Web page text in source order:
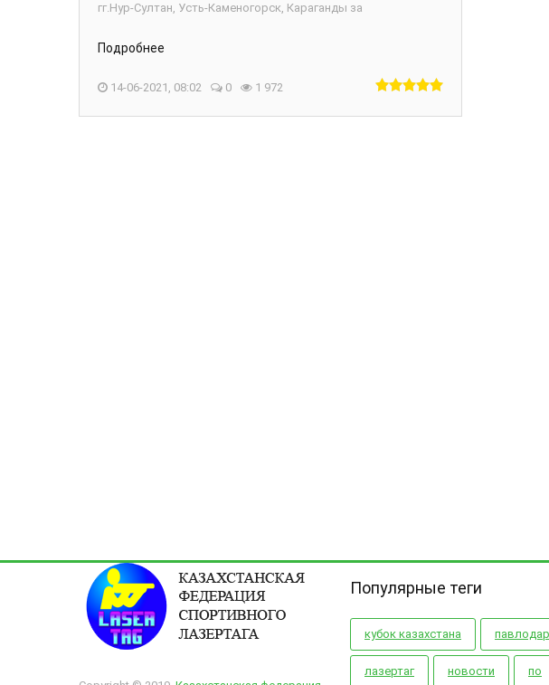
гг.Нур-Султан, Усть-Каменогорск, Караганды за
Подробнее
14-06-2021, 08:02 0 1 972
Популярные теги
кубок казахстана павлодар
лазертаг новости по